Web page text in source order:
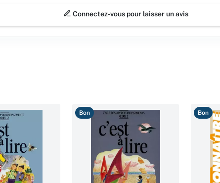
Connectez-vous pour laisser un avis
Bon Bon